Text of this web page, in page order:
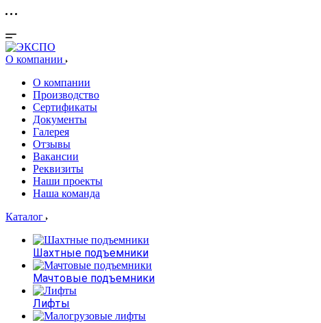
О компании
О компании
Производство
Сертификаты
Документы
Галерея
Отзывы
Вакансии
Реквизиты
Наши проекты
Наша команда
Каталог
Шахтные подъемники
Мачтовые подъемники
Лифты